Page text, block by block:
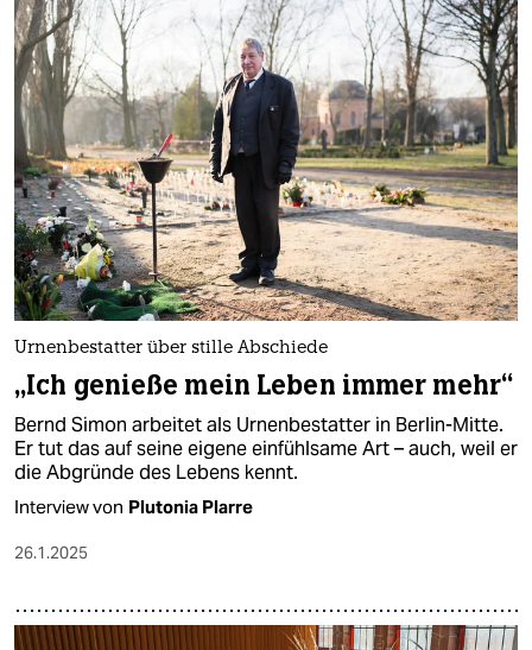
Urnenbestatter über stille Abschiede
„Ich genieße mein Leben immer mehr“
Bernd Simon arbeitet als Urnenbestatter in Berlin-Mitte.
Er tut das auf seine eigene einfühlsame Art – auch, weil er
die Abgründe des Lebens kennt.
Interview von Plutonia Plarre
26.1.2025